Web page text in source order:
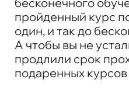
пройденный курс
один, и так до
А чтобы вы не
продлили срок
подаренных